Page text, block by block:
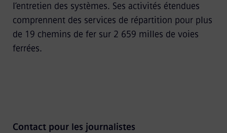
l’entretien des systèmes. Ses activités étendues
comprennent des services de répartition pour plus
de 19 chemins de fer sur 2 659 milles de voies
ferrées.
Contact pour les journalistes